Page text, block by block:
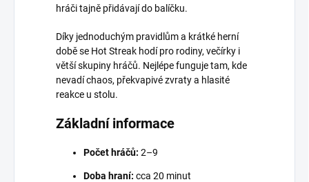
hráči tajně přidávají do balíčku.
Díky jednoduchým pravidlům a krátké herní
době se Hot Streak hodí pro rodiny, večírky i
větší skupiny hráčů. Nejlépe funguje tam, kde
nevadí chaos, překvapivé zvraty a hlasité
reakce u stolu.
Základní informace
Počet hráčů: 2–9
Doba hraní: cca 20 minut